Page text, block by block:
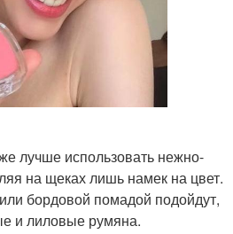
лучше использовать нежно-
на щеках лишь намек на цвет.
бордовой помадой подойдут,
и лиловые румяна.